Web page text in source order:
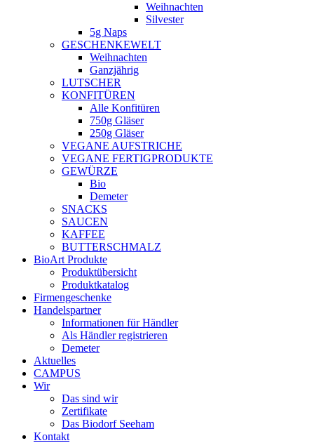
Weihnachten
Silvester
5g Naps
GESCHENKEWELT
Weihnachten
Ganzjährig
LUTSCHER
KONFITÜREN
Alle Konfitüren
750g Gläser
250g Gläser
VEGANE AUFSTRICHE
VEGANE FERTIGPRODUKTE
GEWÜRZE
Bio
Demeter
SNACKS
SAUCEN
KAFFEE
BUTTERSCHMALZ
BioArt Produkte
Produktübersicht
Produktkatalog
Firmengeschenke
Handelspartner
Informationen für Händler
Als Händler registrieren
Demeter
Aktuelles
CAMPUS
Wir
Das sind wir
Zertifikate
Das Biodorf Seeham
Kontakt